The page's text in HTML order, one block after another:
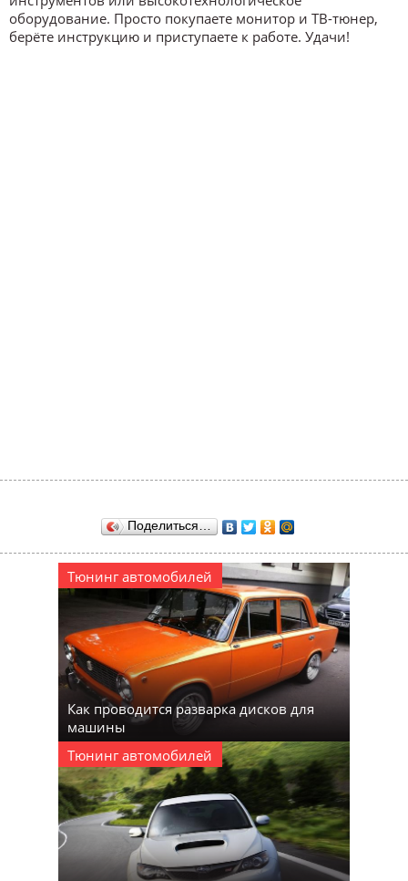
оборудование. Просто покупаете монитор и ТВ-тюнер,
берёте инструкцию и приступаете к работе. Удачи!
Поделиться…
Тюнинг автомобилей
Как проводится разварка дисков для
машины
Тюнинг автомобилей